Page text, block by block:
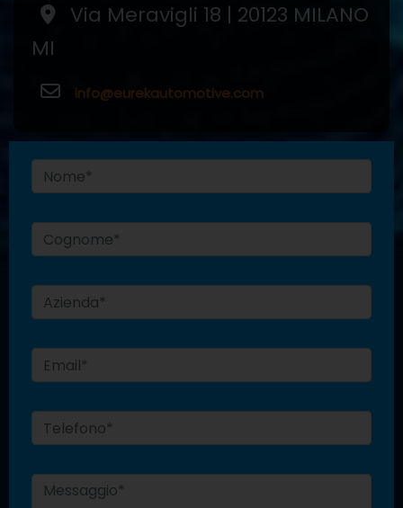
Via Meravigli 18 | 20123 MILANO
MI
info@eurekautomotive.com